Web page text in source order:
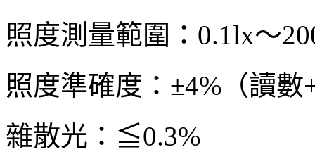
照度測量範圍：0.1lx～
照度準確度：±4%（讀數
雜散光：≦0.3%